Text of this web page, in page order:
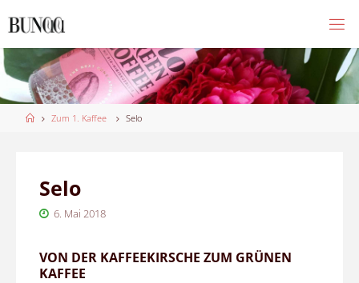
to
HomeZum 1. Kaffee Selo
Selo
6. Mai 2018
VON DER KAFFEEKIRSCHE ZUM GRÜNEN
KAFFEE